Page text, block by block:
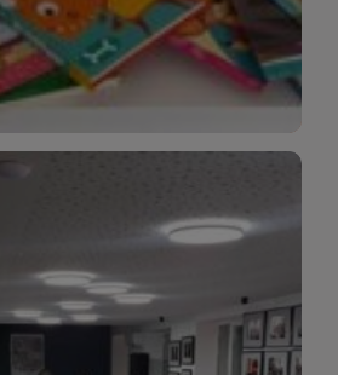
WIĘCEJ
wspólnej zabawy i odkrywania
świata literatury!
WIĘCEJ